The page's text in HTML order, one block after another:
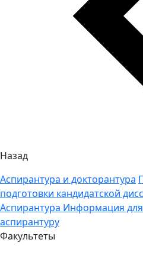
Назад
Аспирантура и докторантура
подготовки кандидатской
Аспирантура Информация
аспирантуру
Факультеты